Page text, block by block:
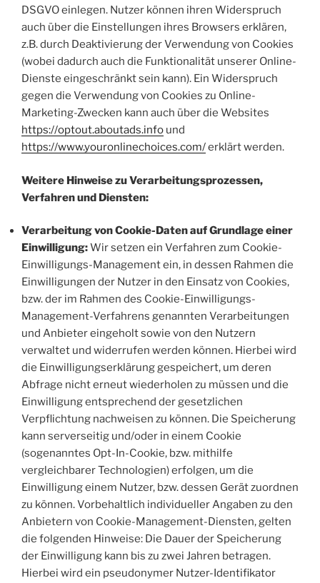
DSGVO einlegen. Nutzer können ihren Widerspruch
auch über die Einstellungen ihres Browsers erklären,
z.B. durch Deaktivierung der Verwendung von Cookies
(wobei dadurch auch die Funktionalität unserer Online-
Dienste eingeschränkt sein kann). Ein Widerspruch
gegen die Verwendung von Cookies zu Online-
Marketing-Zwecken kann auch über die Websites
https://optout.aboutads.info und
https://www.youronlinechoices.com/erklärt werden.
Weitere Hinweise zu Verarbeitungsprozessen,
Verfahren und Diensten:
Verarbeitung von Cookie-Daten auf Grundlage einer
Einwilligung:Wir setzen ein Verfahren zum Cookie-
Einwilligungs-Management ein, in dessen Rahmen die
Einwilligungen der Nutzer in den Einsatz von Cookies,
bzw. der im Rahmen des Cookie-Einwilligungs-
Management-Verfahrens genannten Verarbeitungen
und Anbieter eingeholt sowie von den Nutzern
verwaltet und widerrufen werden können. Hierbei wird
die Einwilligungserklärung gespeichert, um deren
Abfrage nicht erneut wiederholen zu müssen und die
Einwilligung entsprechend der gesetzlichen
Verpflichtung nachweisen zu können. Die Speicherung
kann serverseitig und/oder in einem Cookie
(sogenanntes Opt-In-Cookie, bzw. mithilfe
vergleichbarer Technologien) erfolgen, um die
Einwilligung einem Nutzer, bzw. dessen Gerät zuordnen
zu können. Vorbehaltlich individueller Angaben zu den
Anbietern von Cookie-Management-Diensten, gelten
die folgenden Hinweise: Die Dauer der Speicherung
der Einwilligung kann bis zu zwei Jahren betragen.
Hierbei wird ein pseudonymer Nutzer-Identifikator